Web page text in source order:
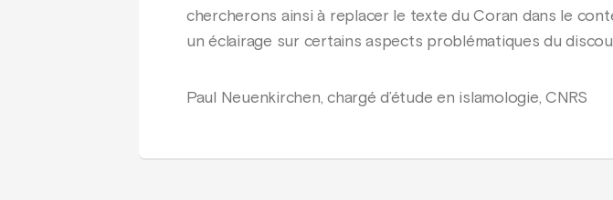
chercherons ainsi à replacer le texte du Coran dans le
un éclairage sur certains aspects problématiques du
Paul Neuenkirchen, chargé d’étude en islamologie, CNRS